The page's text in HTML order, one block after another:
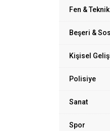
Fen &
Beşeri &
Kişisel
Polisiye
Sanat
Spor